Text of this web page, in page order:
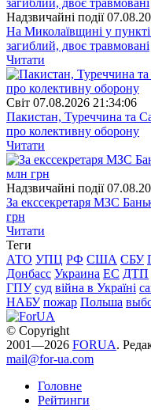
Надзвичайні події
На Миколаївщині у
загиблий, двоє травмовані
Читати
Свiт 07.08.2026 21:34:06
Пакистан, Туреччина та
про колективну оборону
Читати
Надзвичайні події
За екссекретаря МЗС
грн
Читати
Теги
АТО УПЦ РФ США СБУ
Донбасс Украина ЕС ДТП
ГПУ суд війна в Україні
НАБУ пожар Польша
© Copyright
2001—2026 FORUA.
mail@for-ua.com
Головне
Рейтинги